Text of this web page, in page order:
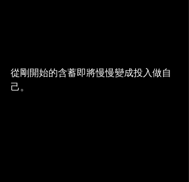
從剛開始的含蓄即將慢慢變成投入做自
己。